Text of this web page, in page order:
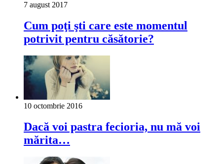
7 august 2017
Cum poţi şti care este momentul
potrivit pentru căsătorie?
10 octombrie 2016
Dacă voi pastra fecioria, nu mă voi
mărita…